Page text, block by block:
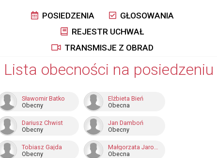
POSIEDZENIA
GŁOSOWANIA
REJESTR UCHWAŁ
TRANSMISJE Z OBRAD
Lista obecności na posiedzeniu
Sławomir Batko
Obecny
Elżbieta Bień
Obecna
Dariusz Chwist
Obecny
Jan Damboń
Obecny
Tobiasz Gajda
Obecny
Małgorzata Jarosz-Basztabin
Obecna